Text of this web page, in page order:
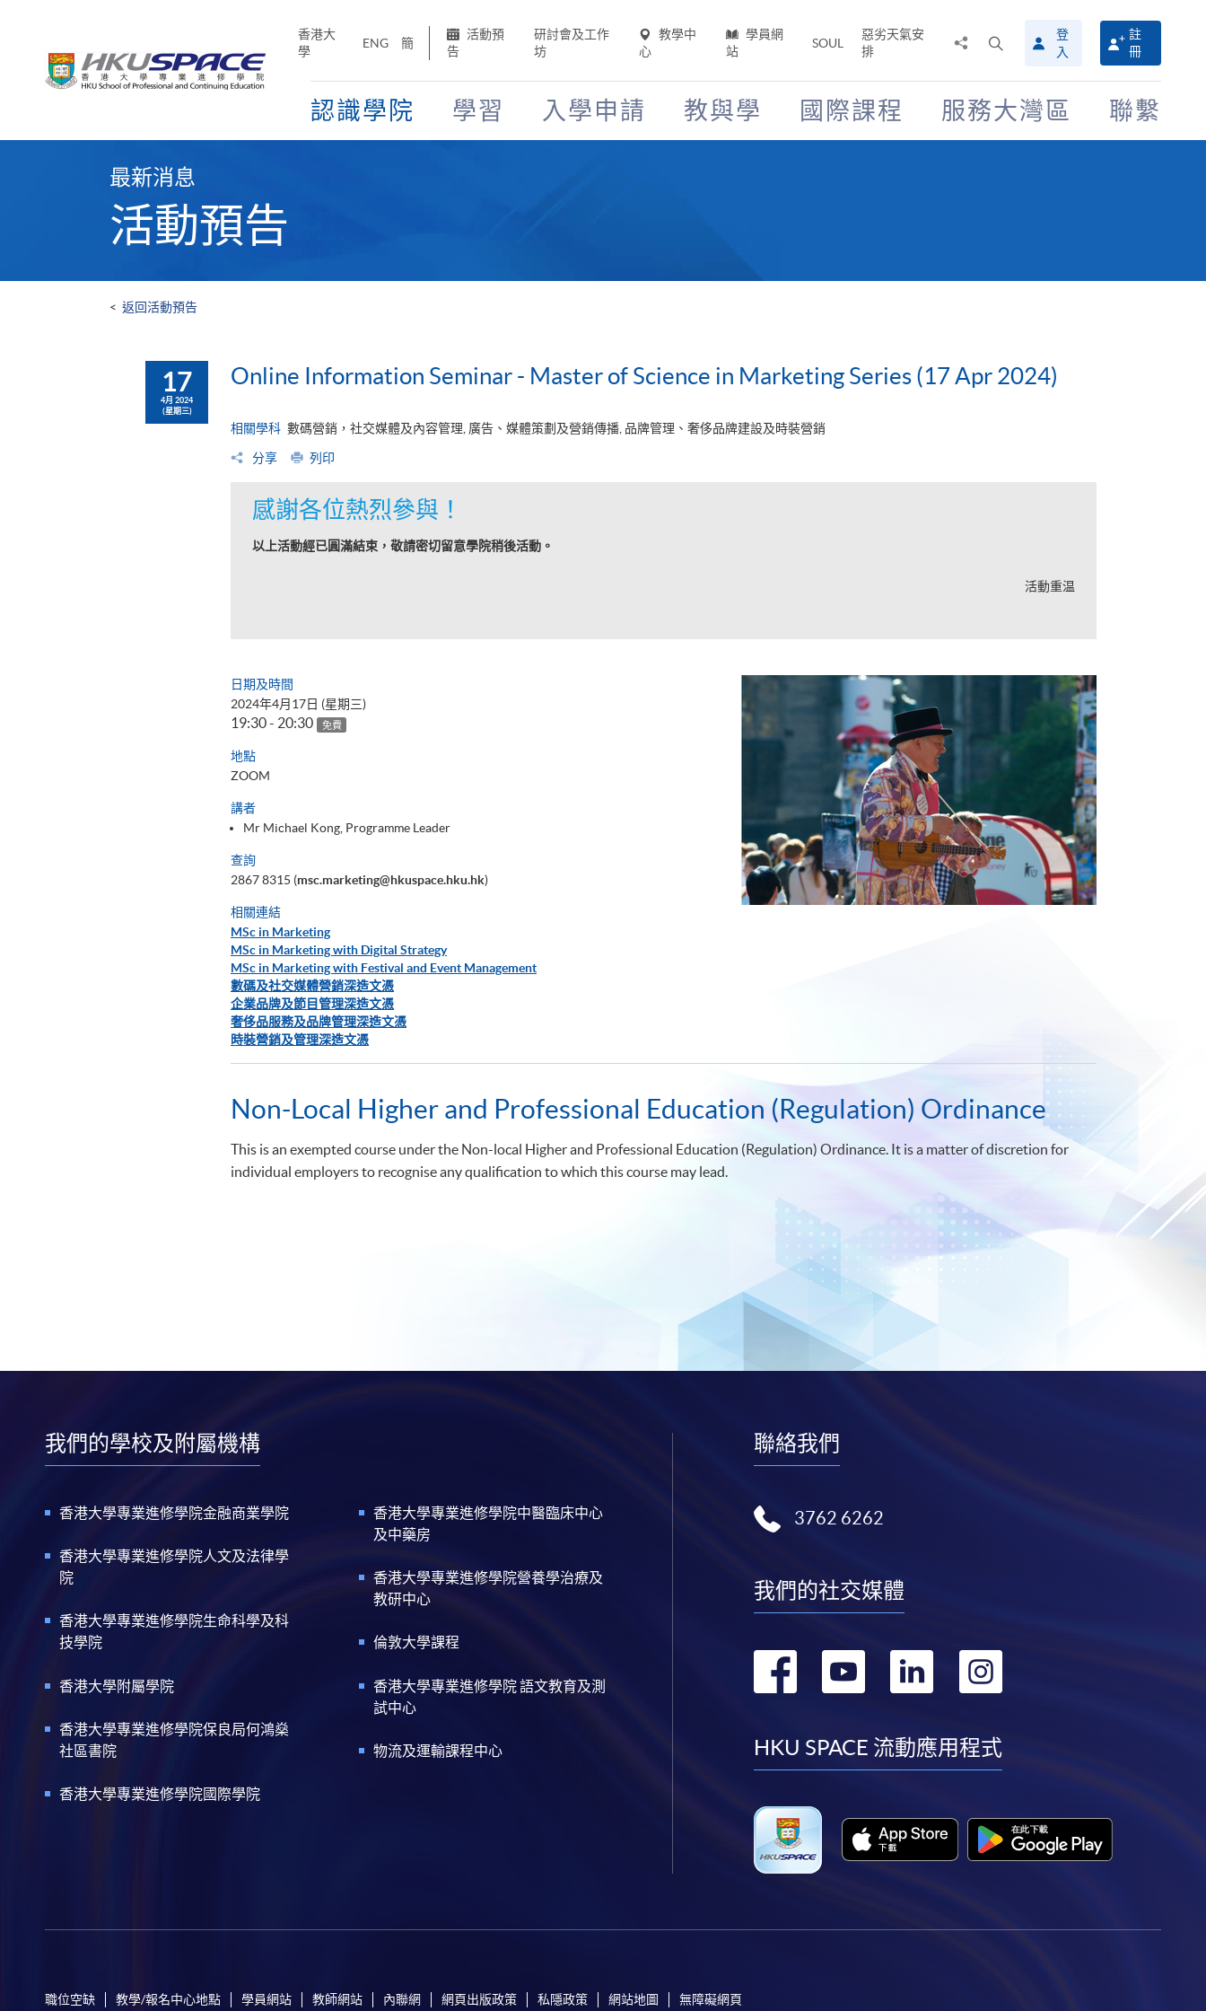
香港大
學
ENG 簡
活動預
告
研討會及工作
坊
教學中
心
學員網
站
SOUL
惡劣天氣安
排
搜
尋
介
面
登
入
註
冊
認識學院 學習 入學申請 教與學 國際課程 服務大灣區 聯繫
最新消息
活動預告
< 返回活動預告
17
4月 2024
(星期三)
Online Information Seminar - Master of Science in Marketing Series (17 Apr 2024)
相關學科 數碼營銷，社交媒體及內容管理, 廣告、媒體策劃及營銷傳播, 品牌管理、奢侈品牌建設及時裝營銷
分享 列印
感謝各位熱烈參與！
以上活動經已圓滿結束，敬請密切留意學院稍後活動。
活動重温
日期及時間
2024年4月17日 (星期三)
19:30 - 20:30 免費
地點
ZOOM
講者
Mr Michael Kong, Programme Leader
查詢
2867 8315 (msc.marketing@hkuspace.hku.hk)
相關連結
MSc in Marketing
MSc in Marketing with Digital Strategy
MSc in Marketing with Festival and Event Management
數碼及社交媒體營銷深造文憑
企業品牌及節目管理深造文憑
奢侈品服務及品牌管理深造文憑
時裝營銷及管理深造文憑
Non-Local Higher and Professional Education (Regulation) Ordinance
This is an exempted course under the Non-local Higher and Professional Education (Regulation) Ordinance. It is a matter of discretion for
individual employers to recognise any qualification to which this course may lead.
我們的學校及附屬機構
香港大學專業進修學院金融商業學院
香港大學專業進修學院人文及法律學
院
香港大學專業進修學院生命科學及科
技學院
香港大學附屬學院
香港大學專業進修學院保良局何鴻燊
社區書院
香港大學專業進修學院國際學院
香港大學專業進修學院中醫臨床中心
及中藥房
香港大學專業進修學院營養學治療及
教研中心
倫敦大學課程
香港大學專業進修學院 語文教育及測
試中心
物流及運輸課程中心
聯絡我們
3762 6262
我們的社交媒體
轉
facebook
轉
youtube
轉
linkedin
轉
instagram
HKU SPACE 流動應用程式
職位空缺 教學/報名中心地點 學員網站 教師網站 內聯網 網頁出版政策 私隱政策 網站地圖 無障礙網頁